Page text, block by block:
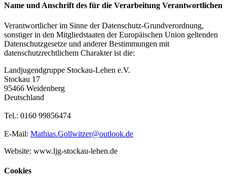
Name und Anschrift des für die Verarbeitung Verantwortlichen
Verantwortlicher im Sinne der Datenschutz-Grundverordnung,
sonstiger in den Mitgliedstaaten der Europäischen Union geltenden
Datenschutzgesetze und anderer Bestimmungen mit
datenschutzrechtlichem Charakter ist die:
Landjugendgruppe Stockau-Lehen e.V.
Stockau 17
95466 Weidenberg
Deutschland
Tel.: 0160 99856474
E-Mail: Mathias.Gollwitzer@outlook.de
Website: www.ljg-stockau-lehen.de
Cookies